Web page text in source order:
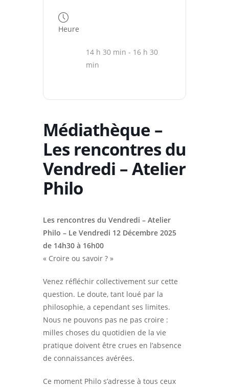
Heure
14 h 30 min - 16 h 30
min
Médiathèque –
Les rencontres du
Vendredi – Atelier
Philo
Les rencontres du Vendredi – Atelier
Philo – Le Vendredi 12 Décembre 2025
de 14h30 à 16h00
« Croire ou savoir ? »
Venez réfléchir collectivement sur cette
question. Le doute, tant loué par la
philosophie, a cependant ses limites.
Nous ne pouvons pas ne pas croire :
milles choses du quotidien de la vie
pratique doivent être crues en l’absence
de connaissances avérées.
Ce moment Philo s’adresse à tous ceux